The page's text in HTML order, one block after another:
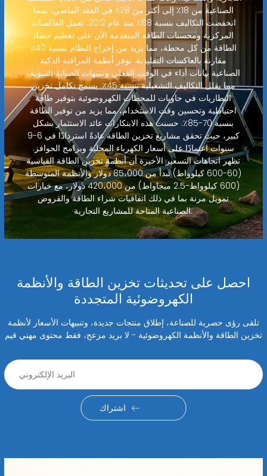
الصناعية من 18٪ إلى أكثر من 28٪ في العقد الماضي، بينما
انخفضت التكاليف بنسبة 88٪ منذ عام 2012. تعمل العاكسات
المركزية ومحسنات الطاقة المتقدمة الآن على تعظيم حصاد
الطاقة من كل محطة، مما يزيد من إخراج النظام بنسبة 40٪
مقارنة بالعاكسات التقليدية. توفر أنظمة المراقبة الذكية
الصناعية بيانات أداء في الوقت الفعلي وتنبيهات الصيانة التنبؤية،
مما يقلل التكاليف التشغيلية بنسبة 45٪. يسمح تكامل تخزين
البطاريات في حاويات للمحطات الكهروضوئية بتوفير طاقة
احتياطية وتحسين وقت الاستخدام، مما يزيد من توفير الطاقة
بنسبة 70-85٪. حسنت هذه الابتكارات عائد الاستثمار بشكل
كبير، حيث تحقق مشاريع تخزين الطاقة عادةً استردادًا في 6-9
سنوات اعتمادًا على أسعار الكهرباء المحلية وبرامج الحوافز.
تظهر اتجاهات التسعير الأخيرة أن أنظمة تخزين الطاقة القياسية
(60-600 كيلوواط) تبدأ من 85،000 دولار والأنظمة المتوسطة
(600 كيلوواط-2.5 ميجاواط) من 420،000 دولار، مع خيارات
تمويل مرنة بما في ذلك اتفاقيات شراء الطاقة والقروض
الصناعية المتاحة للمشاريع التجارية.
احصل على تحديثات تخزين الطاقة والأنظمة
الكهروضوئية المتجددة
تلقى رؤى حصرية للصناعة، إطلاق منتجات جديدة، وتنبيهات الأسعار لأنظمة
تخزين الطاقة والأنظمة الكهروضوئية - لا بريد مزعج، فقط محتوى مهني قيم
اشتراك